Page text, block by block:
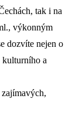
tak i na
výkonným
dozvíte nejen o
kulturního a
zajímavých,